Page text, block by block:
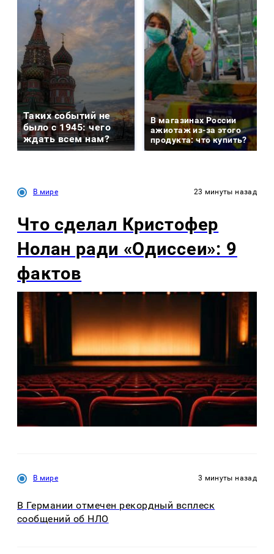
Таких событий не
было с 1945: чего
ждать всем нам?
В магазинах России
ажиотаж из-за этого
продукта: что купить?
В мире 23 минуты назад
Что сделал Кристофер
Нолан ради «Одиссеи»: 9
фактов
В мире 3 минуты назад
В Германии отмечен рекордный всплеск
сообщений об НЛО